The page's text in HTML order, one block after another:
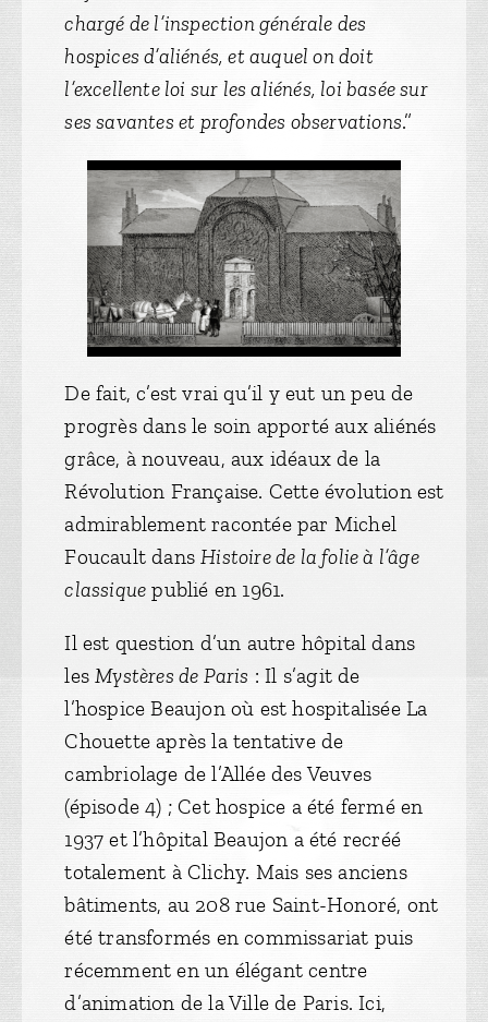
chargé de l’inspection générale des
hospices d’aliénés, et auquel on doit
l’excellente loi sur les aliénés, loi basée sur
ses savantes et profondes observations.”
De fait, c’est vrai qu’il y eut un peu de
progrès dans le soin apporté aux aliénés
grâce, à nouveau, aux idéaux de la
Révolution Française. Cette évolution est
admirablement racontée par Michel
Foucault dansHistoire de la folie à l’âge
classique publié en 1961.
Il est question d’un autre hôpital dans
lesMystères de Paris : Il s’agit de
l’hospice Beaujon où est hospitalisée La
Chouette après la tentative de
cambriolage de l’Allée des Veuves
(épisode 4) ; Cet hospice a été fermé en
1937 et l’hôpital Beaujon a été recréé
totalement à Clichy. Mais ses anciens
bâtiments, au 208 rue Saint-Honoré, ont
été transformés en commissariat puis
récemment en un élégant centre
d’animation de la Ville de Paris. Ici,